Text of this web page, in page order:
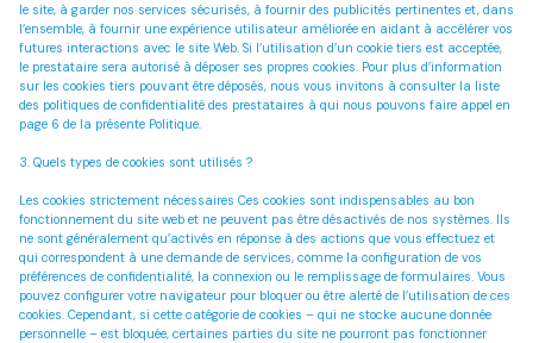
le site, à garder nos services sécurisés, à fournir des publicités pertinentes et, dans
l’ensemble, à fournir une expérience utilisateur améliorée en aidant à accélérer vos
futures interactions avec le site Web. Si l’utilisation d’un cookie tiers est acceptée,
le prestataire sera autorisé à déposer ses propres cookies. Pour plus d’information
sur les cookies tiers pouvant être déposés, nous vous invitons à consulter la liste
des politiques de confidentialité des prestataires à qui nous pouvons faire appel en
page 6 de la présente Politique.
3. Quels types de cookies sont utilisés ?
Les cookies strictement nécessaires Ces cookies sont indispensables au bon
fonctionnement du site web et ne peuvent pas être désactivés de nos systèmes. Ils
ne sont généralement qu’activés en réponse à des actions que vous effectuez et
qui correspondent à une demande de services, comme la configuration de vos
préférences de confidentialité, la connexion ou le remplissage de formulaires. Vous
pouvez configurer votre navigateur pour bloquer ou être alerté de l’utilisation de ces
cookies. Cependant, si cette catégorie de cookies – qui ne stocke aucune donnée
personnelle – est bloquée, certaines parties du site ne pourront pas fonctionner